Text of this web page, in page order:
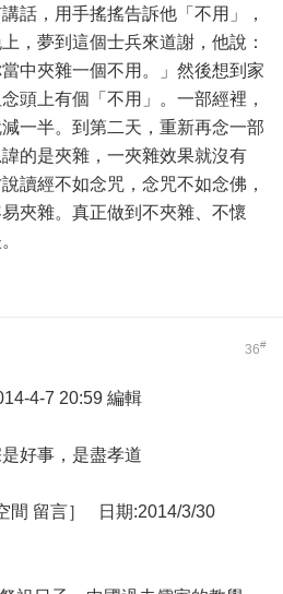
話，用手搖搖告訴他「不用」，
，夢到這個士兵來道謝，他說：
中夾雜一個不用。」然後想到家
頭上有個「不用」。一部經裡，
一半。到第二天，重新再念一部
的是夾雜，一夾雜效果就沒有
讀經不如念咒，念咒不如念佛，
夾雜。真正做到不夾雜、不懷
36#
4-7 20:59 編輯
好事，是盡孝道
間 留言］ 日期:2014/3/30